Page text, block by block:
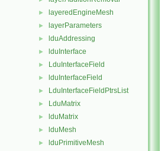
► layeredEngineMesh
► layerParameters
► lduAddressing
► lduInterface
► LduInterfaceField
► lduInterfaceField
► LduInterfaceFieldPtrsList
► LduMatrix
► lduMatrix
► lduMesh
► lduPrimitiveMesh